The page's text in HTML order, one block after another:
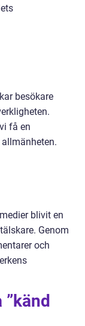
besökare
få en
blivit en
Genom
och